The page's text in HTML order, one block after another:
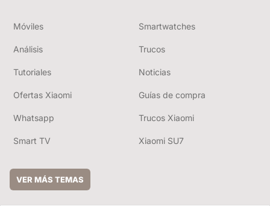
Móviles Smartwatches
Análisis Trucos
Tutoriales Noticias
Ofertas Xiaomi Guías de compra
Whatsapp Trucos Xiaomi
Smart TV Xiaomi SU7
VER MÁS TEMAS